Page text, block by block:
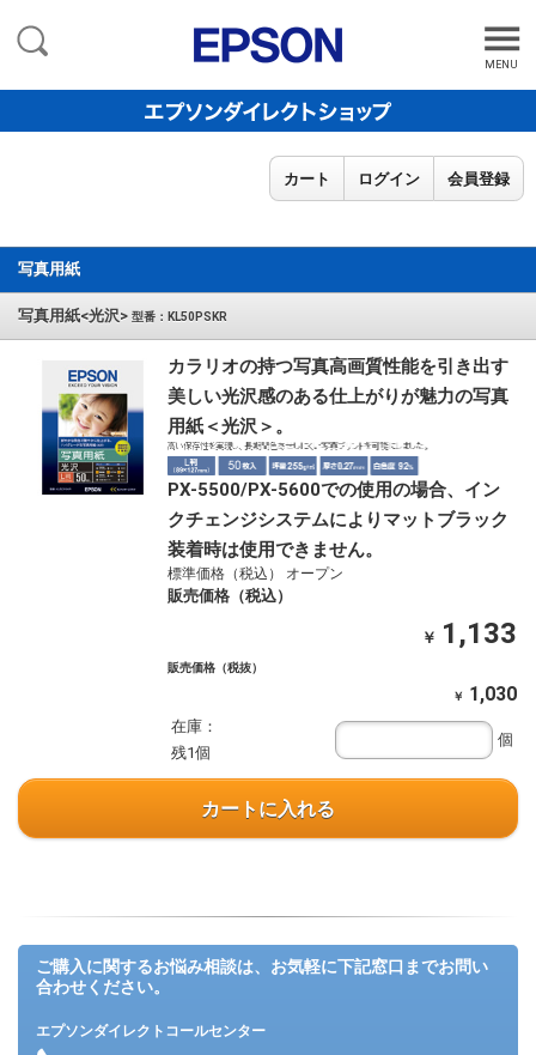
MENU
カート ログイン 会員登録
写真用紙
写真用紙<光沢> 型番：KL50PSKR
カラリオの持つ写真高画質性能を引き出す
美しい光沢感のある仕上がりが魅力の写真
用紙＜光沢＞。
PX-5500/PX-5600での使用の場合、イン
クチェンジシステムによりマットブラック
装着時は使用できません。
標準価格（税込） オープン
販売価格（税込）
￥ 1,133
販売価格（税抜）
￥ 1,030
在庫：
残1個
個
カートに入れる
ご購入に関するお悩み相談は、お気軽に下記窓口までお問い
合わせください。
エプソンダイレクトコールセンター